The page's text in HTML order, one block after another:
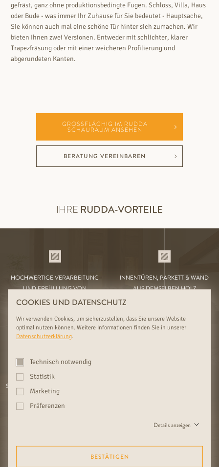
gefräst, ganz ohne produktionsbedingte Fugen. Schloss, Villa, Haus
oder Bude - was immer Ihr Zuhause für Sie bedeutet - Hauptsache,
Sie können auch mal eine schöne Tür hinter sich zumachen. Wir
bieten Ihnen zwei Versionen. Entweder mit schlichter, klarer
Trapezfräsung oder mit einer weicheren Profilierung und
abgerundeten Kanten.
GROSSFLÄCHIG IM RUDDA S
CHAURAUM ANSEHEN
BERATUNG VEREINBAREN
IHRE RUDDA-VORTEILE
HOCHWERTIGE VERARBEITUNG
UND ERFÜLLUNG VON
SONDERWÜNSCHEN
01
INNENTÜREN, PARKETT & WAND
AUS DEMSELBEN HOLZ
02
WALDVIERTLER FAMILIENBETRIEB
SEIT 1919 MIT EXKLUSIVER AUSWAHL
03
NOCH MEHR RUDDA-VORTEILE
ENTDECKEN
COOKIES UND DATENSCHUTZ
Wir verwenden Cookies, um sicherzustellen, dass Sie unsere Website
optimal nutzen können. Weitere Informationen finden Sie in unserer
Datenschutzerklärung.
Technisch notwendig
Statistik
Marketing
Präferenzen
Details anzeigen
BESTÄTIGEN